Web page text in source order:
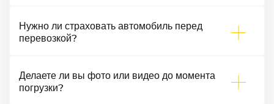
Нужно ли страховать автомобиль перед
перевозкой?
Делаете ли вы фото или видео до момента
погрузки?